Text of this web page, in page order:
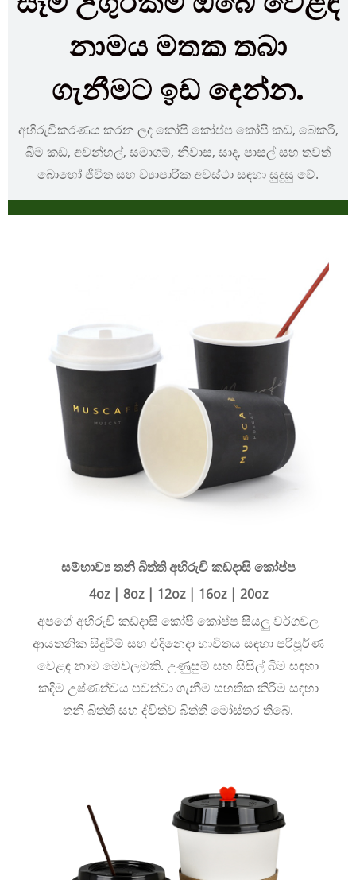
නාමය මතක තබා
ගැනීමට ඉඩ දෙන්න.
අභිරුචිකරණය කරන ලද කෝපි කෝප්ප කෝපි කඩ, බේකරි,
බීම කඩ, අවන්හල්, සමාගම්, නිවාස, සාද, පාසල් සහ තවත්
බොහෝ ජීවිත සහ ව්‍යාපාරික අවස්ථා සඳහා සුදුසු වේ.
සම්භාව්‍ය තනි බිත්ති අභිරුචි කඩදාසි කෝප්ප
4oz | 8oz | 12oz | 16oz | 20oz
අපගේ අභිරුචි කඩදාසි කෝපි කෝප්ප සියලු වර්ගවල
ආයතනික සිදුවීම් සහ එදිනෙදා භාවිතය සඳහා පරිපූර්ණ
වෙළඳ නාම මෙවලමකි. උණුසුම් සහ සිසිල් බීම සඳහා
කදිම උෂ්ණත්වය පවත්වා ගැනීම සහතික කිරීම සඳහා
තනි බිත්ති සහ ද්විත්ව බිත්ති මෝස්තර තිබේ.